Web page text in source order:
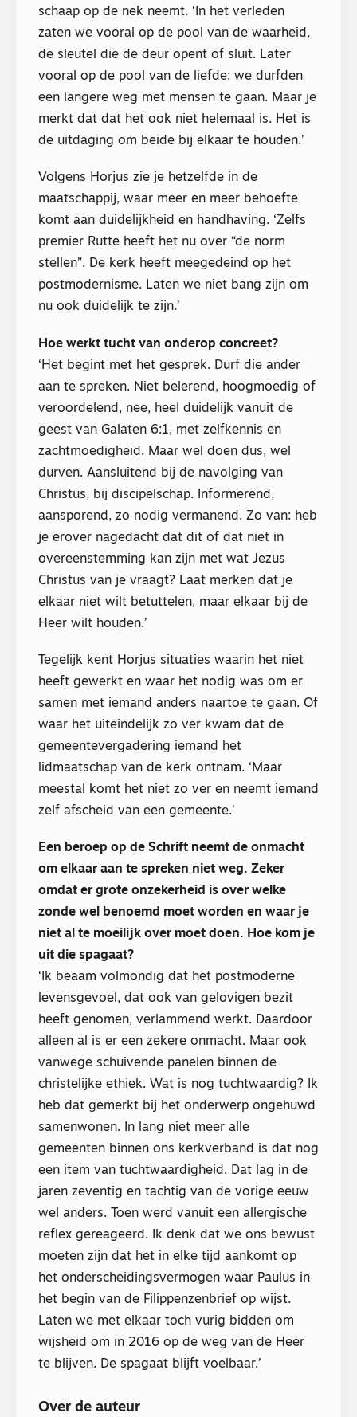
schaap op de nek neemt. ‘In het verleden
zaten we vooral op de pool van de waarheid,
de sleutel die de deur opent of sluit. Later
vooral op de pool van de liefde: we durfden
een langere weg met mensen te gaan. Maar je
merkt dat dat het ook niet helemaal is. Het is
de uitdaging om beide bij elkaar te houden.’
Volgens Horjus zie je hetzelfde in de
maatschappij, waar meer en meer behoefte
komt aan duidelijkheid en handhaving. ‘Zelfs
premier Rutte heeft het nu over “de norm
stellen”. De kerk heeft meegedeind op het
postmodernisme. Laten we niet bang zijn om
nu ook duidelijk te zijn.’
Hoe werkt tucht van onderop concreet?
‘Het begint met het gesprek. Durf die ander
aan te spreken. Niet belerend, hoogmoedig of
veroordelend, nee, heel duidelijk vanuit de
geest van Galaten 6:1, met zelfkennis en
zachtmoedigheid. Maar wel doen dus, wel
durven. Aansluitend bij de navolging van
Christus, bij discipelschap. Informerend,
aansporend, zo nodig vermanend. Zo van: heb
je erover nagedacht dat dit of dat niet in
overeenstemming kan zijn met wat Jezus
Christus van je vraagt? Laat merken dat je
elkaar niet wilt betuttelen, maar elkaar bij de
Heer wilt houden.’
Tegelijk kent Horjus situaties waarin het niet
heeft gewerkt en waar het nodig was om er
samen met iemand anders naartoe te gaan. Of
waar het uiteindelijk zo ver kwam dat de
gemeentevergadering iemand het
lidmaatschap van de kerk ontnam. ‘Maar
meestal komt het niet zo ver en neemt iemand
zelf afscheid van een gemeente.’
Een beroep op de Schrift neemt de onmacht
om elkaar aan te spreken niet weg. Zeker
omdat er grote onzekerheid is over welke
zonde wel benoemd moet worden en waar je
niet al te moeilijk over moet doen. Hoe kom je
uit die spagaat?
‘Ik beaam volmondig dat het postmoderne
levensgevoel, dat ook van gelovigen bezit
heeft genomen, verlammend werkt. Daardoor
alleen al is er een zekere onmacht. Maar ook
vanwege schuivende panelen binnen de
christelijke ethiek. Wat is nog tuchtwaardig? Ik
heb dat gemerkt bij het onderwerp ongehuwd
samenwonen. In lang niet meer alle
gemeenten binnen ons kerkverband is dat nog
een item van tuchtwaardigheid. Dat lag in de
jaren zeventig en tachtig van de vorige eeuw
wel anders. Toen werd vanuit een allergische
reflex gereageerd. Ik denk dat we ons bewust
moeten zijn dat het in elke tijd aankomt op
het onderscheidingsvermogen waar Paulus in
het begin van de Filippenzenbrief op wijst.
Laten we met elkaar toch vurig bidden om
wijsheid om in 2016 op de weg van de Heer
te blijven. De spagaat blijft voelbaar.’
Over de auteur